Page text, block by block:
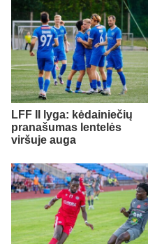
LFF II lyga: kėdainiečių
pranašumas lentelės
viršuje auga